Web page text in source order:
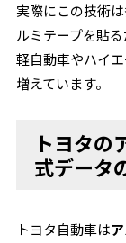
実際にこの技術
ルミテープを貼
軽自動車やハイ
増えています。
トヨタの
式データ
トヨタ自動車は